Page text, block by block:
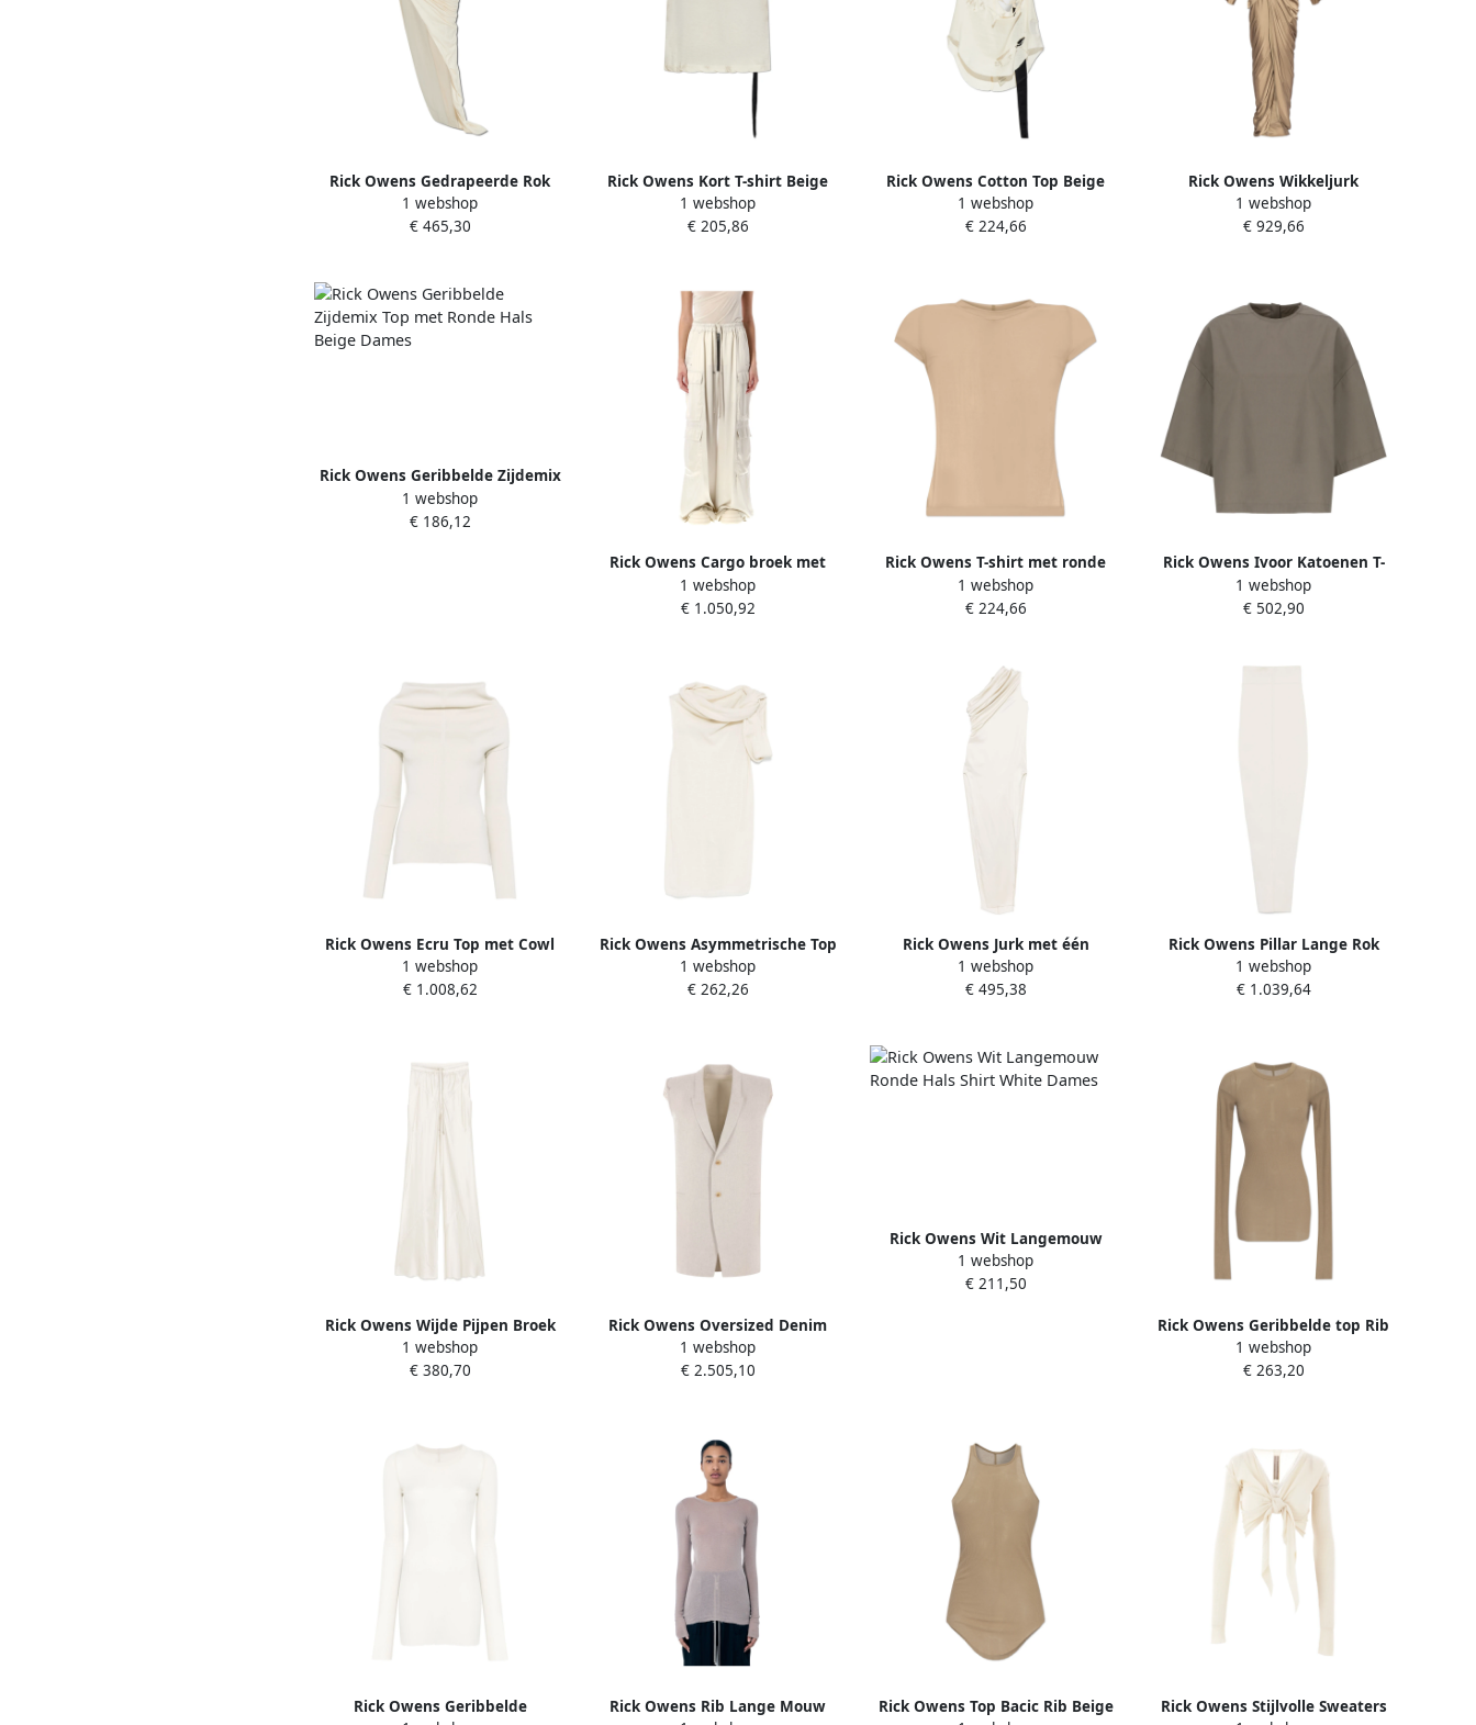
Rick Owens Gedrapeerde Rok
Beige Dames
1 webshop
€ 465,30
Rick Owens Kort T-shirt Beige
Dames
1 webshop
€ 205,86
Rick Owens Cotton Top Beige
Dames
1 webshop
€ 224,66
Rick Owens Wikkeljurk
Avondjapon Beige Dames
1 webshop
€ 929,66
Rick Owens Geribbelde Zijdemix
Top met Ronde Hals Beige Dames
1 webshop
€ 186,12
Rick Owens Cargo broek met
wijde pijp stijl Beige Dames
1 webshop
€ 1.050,92
Rick Owens T-shirt met ronde
hals en korte transparante
mouwen Beige Dames
1 webshop
€ 224,66
Rick Owens Ivoor Katoenen T-
shirt met Knoop Hals Beige
Dames
1 webshop
€ 502,90
Rick Owens Ecru Top met Cowl
Neck en Lange Mouwen Beige
Dames
1 webshop
€ 1.008,62
Rick Owens Asymmetrische Top
zonder Mouwen met Halslijn
Beige Dames
1 webshop
€ 262,26
Rick Owens Jurk met één
schouder en zijsplit Beige Dames
1 webshop
€ 495,38
Rick Owens Pillar Lange Rok
Beige Dames
1 webshop
€ 1.039,64
Rick Owens Wijde Pijpen Broek
Beige Dames
1 webshop
€ 380,70
Rick Owens Oversized Denim
Katoenen Ivoor Jas Beige Dames
1 webshop
€ 2.505,10
Rick Owens Wit Langemouw
Ronde Hals Shirt White Dames
1 webshop
€ 211,50
Rick Owens Geribbelde top Rib
Beige Dames
1 webshop
€ 263,20
Rick Owens Geribbelde
Rick Owens Rib Lange Mouw
Rick Owens Top Bacic Rib Beige
Rick Owens Stijlvolle Sweaters